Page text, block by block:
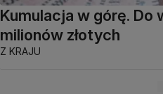
Kumulacja w górę. Do
milionów złotych
Z KRAJU